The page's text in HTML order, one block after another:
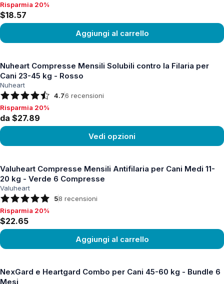
Risparmia 20%, $18.57
Risparmia 20%
$18.57
Aggiungi al carrello
Nuheart Compresse Mensili Solubili contro la Filaria per
Cani 23-45 kg - Rosso
Nuheart
4.76 recensioni
Risparmia 20%, da $27.89
Risparmia 20%
da $27.89
Vedi opzioni
Valuheart Compresse Mensili Antifilaria per Cani Medi 11-
20 kg - Verde 6 Compresse
Valuheart
58 recensioni
Risparmia 20%, $22.65
Risparmia 20%
$22.65
Aggiungi al carrello
NexGard e Heartgard Combo per Cani 45-60 kg - Bundle 6
Mesi